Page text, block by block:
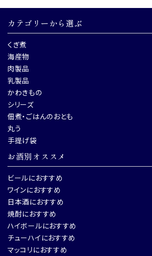
カテゴリーから選ぶ
くぎ煮
海産物
肉製品
乳製品
かわきもの
シリーズ
佃煮・ごはんのおとも
丸う
手提げ袋
お酒別オススメ
ビールにおすすめ
ワインにおすすめ
日本酒におすすめ
焼酎におすすめ
ハイボールにおすすめ
チューハイにおすすめ
マッコリにおすすめ